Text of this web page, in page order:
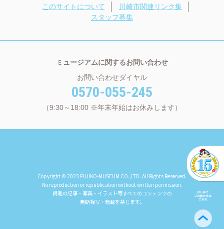
このサイトについて
川崎市関連リンク集
スタッフ募集
ミュージアムに関するお問い合わせ
お問い合わせダイヤル
0570-055-245
（9:30～18:00 ※年末年始はお休みします）
Copyright © 2023 FUJIKO-MUSEUM CO.,LTD. All Rights Reserved.
No reproduction or republication without written permission.
掲載の記事・写真・イラスト等すべてのコンテンツの
無断複写・転載を禁じます。